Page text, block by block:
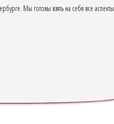
Мы готовы взять на себя все аспекты